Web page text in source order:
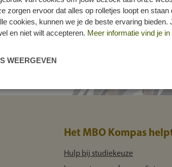
Het MBO Kompas
Hulp bij studiekeuze
zorgen ervoor dat alles op rolletjes loopt en
cookies, kunnen we je de beste ervaring
en niet wilt accepteren. Meer informatie vind je
WEERGEVEN